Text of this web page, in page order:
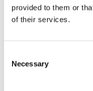
provided to them or
of their services.
Selection
Necessary
Motorlaarzen heren
Motorschoenen heren
Motorkleding dames